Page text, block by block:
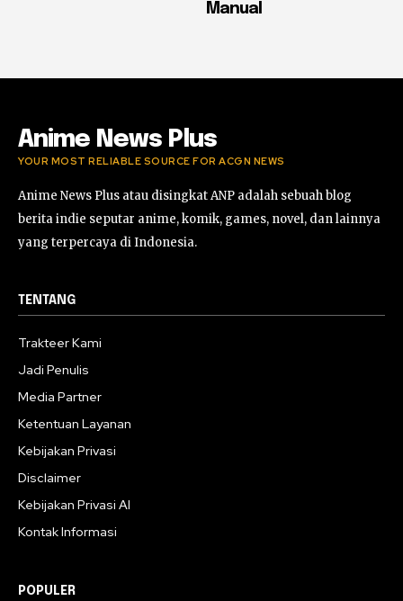
Manual
Anime News Plus
YOUR MOST RELIABLE SOURCE FOR ACGN NEWS
Anime News Plus atau disingkat ANP adalah sebuah blog
berita indie seputar anime, komik, games, novel, dan lainnya
yang terpercaya di Indonesia.
TENTANG
Trakteer Kami
Jadi Penulis
Media Partner
Ketentuan Layanan
Kebijakan Privasi
Disclaimer
Kebijakan Privasi AI
Kontak Informasi
POPULER